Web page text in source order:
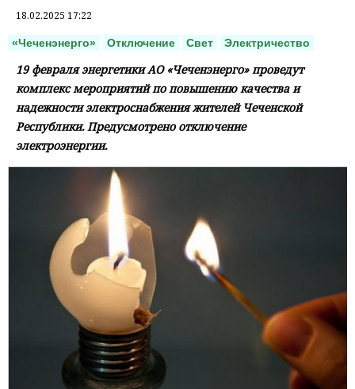
18.02.2025 17:22
«Чеченэнерго» Отключение Свет Электричество
19 февраля энергетики АО «Чеченэнерго» проведут
комплекс мероприятий по повышению качества и
надежности электроснабжения жителей Чеченской
Республики. Предусмотрено отключение
электроэнергии.